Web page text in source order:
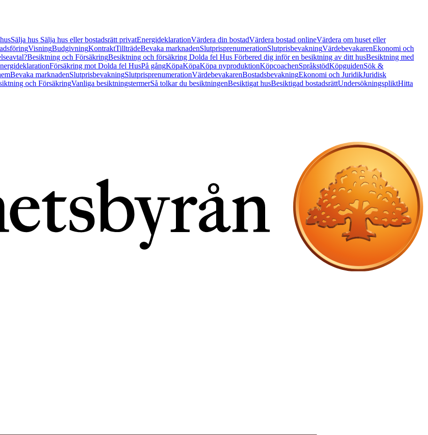
Sälja hus Sälja hus eller bostadsrätt privatEnergideklarationVärdera din bostadVärdera bostad onlineVärdera om huset eller
VisningBudgivningKontraktTillträdeBevaka marknadenSlutprisprenumerationSlutprisbevakningVärdebevakarenEkonomi och
Besiktning och FörsäkringBesiktning och försäkring Dolda fel Hus Förbered dig inför en besiktning av ditt husBesiktning med
Försäkring mot Dolda fel HusPå gångKöpaKöpaKöpa nyproduktionKöpcoachenSpråkstödKöpguidenSök &
Bevaka marknadenSlutprisbevakningSlutprisprenumerationVärdebevakarenBostadsbevakningEkonomi och JuridikJuridisk
och FörsäkringVanliga besiktningstermerSå tolkar du besiktningenBesiktigat husBesiktigad bostadsrättUndersökningspliktHitta